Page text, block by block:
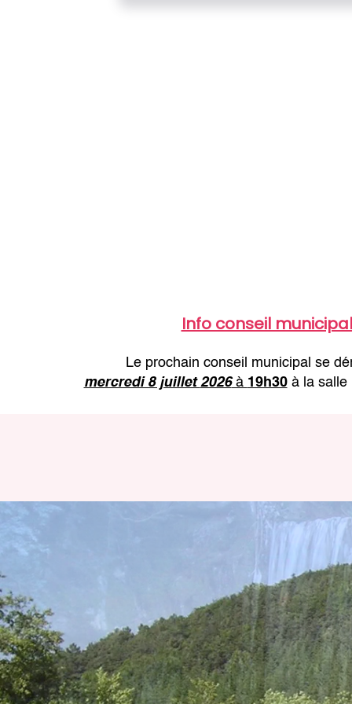
Info conseil municipal
Le prochain conseil municipal se
mercredi 8 juillet2026à 19h30à la salle